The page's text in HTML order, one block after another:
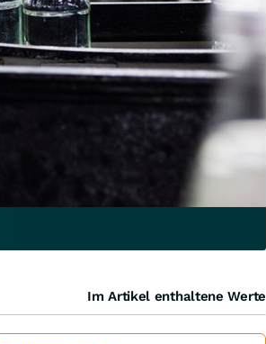
Im Artikel enthaltene Werte